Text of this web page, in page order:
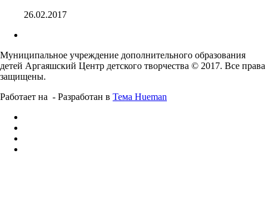
26.02.2017
Муниципальное учреждение дополнительного образования
детей Аргаяшский Центр детского творчества © 2017. Все права
защищены.
Работает на - Разработан в Тема Hueman